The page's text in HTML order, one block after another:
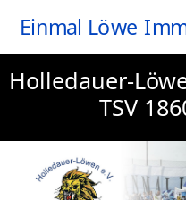
Einmal Löwe
Holledauer-
TSV